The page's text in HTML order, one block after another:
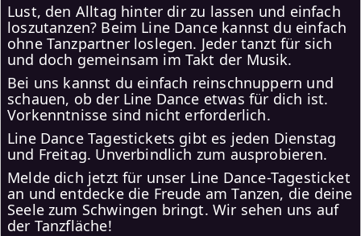
Lust, den Alltag hinter dir zu lassen und einfach
loszutanzen? Beim Line Dance kannst du einfach
ohne Tanzpartner loslegen. Jeder tanzt für sich
und doch gemeinsam im Takt der Musik.
Bei uns kannst du einfach reinschnuppern und
schauen, ob der Line Dance etwas für dich ist.
Vorkenntnisse sind nicht erforderlich.
Line Dance Tagestickets gibt es jeden Dienstag
und Freitag. Unverbindlich zum ausprobieren.
Melde dich jetzt für unser Line Dance-Tagesticket
an und entdecke die Freude am Tanzen, die deine
Seele zum Schwingen bringt. Wir sehen uns auf
der Tanzfläche!